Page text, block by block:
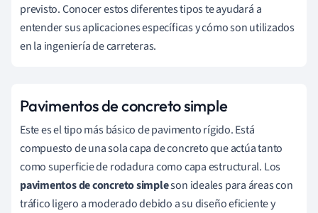
previsto. Conocer estos diferentes tipos te ayudará a
entender sus aplicaciones específicas y cómo son utilizados
en la ingeniería de carreteras.
Pavimentos de concreto simple
Este es el tipo más básico de pavimento rígido. Está
compuesto de una sola capa de concreto que actúa tanto
como superficie de rodadura como capa estructural. Los
pavimentos de concreto simpleson ideales para áreas con
tráfico ligero a moderado debido a su diseño eficiente y